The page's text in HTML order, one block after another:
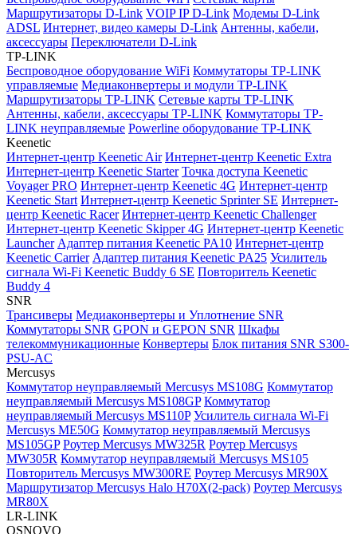
Маршрутизаторы D-Link VOIP IP D-Link Модемы D-Link
ADSL Интернет, видео камеры D-Link Антенны, кабели,
аксессуары Переключатели D-Link
TP-LINK
Беспроводное оборудование WiFi Коммутаторы TP-LINK
управляемые Медиаконвертеры и модули TP-LINK
Маршрутизаторы TP-LINK Сетевые карты TP-LINK
Антенны, кабели, аксессуары TP-LINK Коммутаторы TP-
LINK неуправляемые Powerline оборудование TP-LINK
Keenetic
Интернет-центр Keenetic Air Интернет-центр Keenetic Extra
Интернет-центр Keenetic Starter Точка доступа Keenetic
Voyager PRO Интернет-центр Keenetic 4G Интернет-центр
Keenetic Start Интернет-центр Keenetic Sprinter SE Интернет-
центр Keenetic Racer Интернет-центр Keenetic Challenger
Интернет-центр Keenetic Skipper 4G Интернет-центр Keenetic
Launcher Адаптер питания Keenetic PA10 Интернет-центр
Keenetic Carrier Адаптер питания Keenetic PA25 Усилитель
сигнала Wi-Fi Keenetic Buddy 6 SE Повторитель Keenetic
Buddy 4
SNR
Трансиверы Медиаконвертеры и Уплотнение SNR
Коммутаторы SNR GPON и GEPON SNR Шкафы
телекоммуникационные Конвертеры Блок питания SNR S300-
PSU-AC
Mercusys
Коммутатор неуправляемый Mercusys MS108G Коммутатор
неуправляемый Mercusys MS108GP Коммутатор
неуправляемый Mercusys MS110P Усилитель сигнала Wi-Fi
Mercusys ME50G Коммутатор неуправляемый Mercusys
MS105GP Роутер Mercusys MW325R Роутер Mercusys
MW305R Коммутатор неуправляемый Mercusys MS105
Повторитель Mercusys MW300RE Роутер Mercusys MR90X
Маршрутизатор Mercusys Halo H70X(2-pack) Роутер Mercusys
MR80X
LR-LINK
OSNOVO